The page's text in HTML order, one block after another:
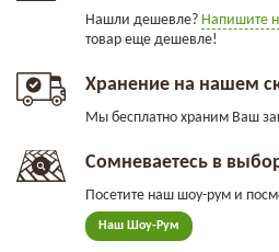
Нашли дешевле? Напишите
товар еще дешевле!
Хранение на нашем
Мы бесплатно храним Ваш
Сомневаетесь в
Посетите наш шоу-рум и
Наш Шоу-Рум